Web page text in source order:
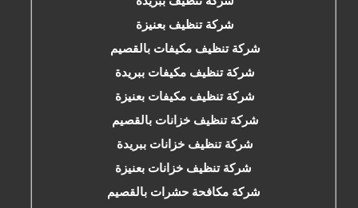
شركة تنظيف بعنيزة
شركة تنظيف مكيفات بالقصيم
شركة تنظيف مكيفات ببريدة
شركة تنظيف مكيفات بعنيزة
شركة تنظيف خزانات بالقصيم
شركة تنظيف خزانات ببريدة
شركة تنظيف خزانات بعنيزة
شركة مكافحة حشرات بالقصيم